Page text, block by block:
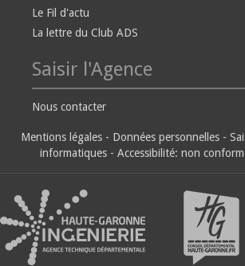
Le Fil d'actu
La lettre du Club ADS
Saisir l'Agence
Nous contacter
Mentions légales - Données personnelles -
informatiques - Accessibilité: non